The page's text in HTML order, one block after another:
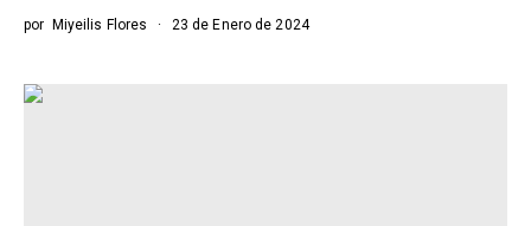
por Miyeilis Flores 23 de Enero de 2024